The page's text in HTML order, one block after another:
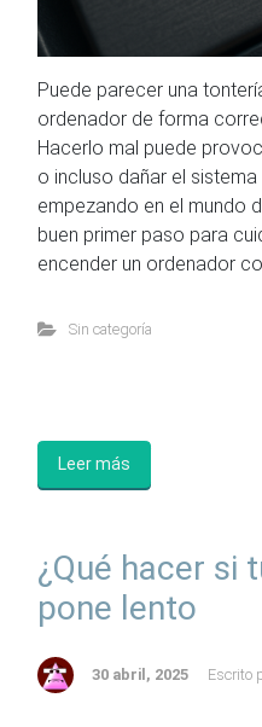
Puede parecer una
ordenador de forma
Hacerlo mal puede
o incluso dañar el
empezando en el mundo
buen primer paso para
encender un ordenador
Sin categoría
Leer más
¿Qué hacer si
pone lento
30 abril, 2025 Escrito